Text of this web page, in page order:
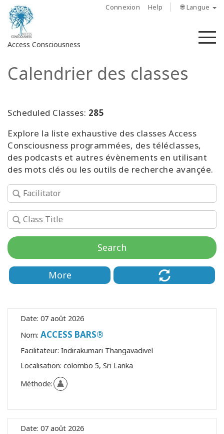
Connexion Help 🌐 Langue
Access Consciousness
Connectez-
votre
À
propos
Bars
Les
régions
Facilitateurs
Actualités
Calendrier des classes
Scheduled Classes: 285
Explore la liste exhaustive des classes Access
Consciousness programmées, des téléclasses,
des podcasts et autres évènements en utilisant
des mots clés ou les outils de recherche avançée.
Search
More
Date: 07 août 2026
Nom: ACCESS BARS®
Facilitateur: Indirakumari Thangavadivel
Localisation: colombo 5, Sri Lanka
Méthode:
Date: 07 août 2026